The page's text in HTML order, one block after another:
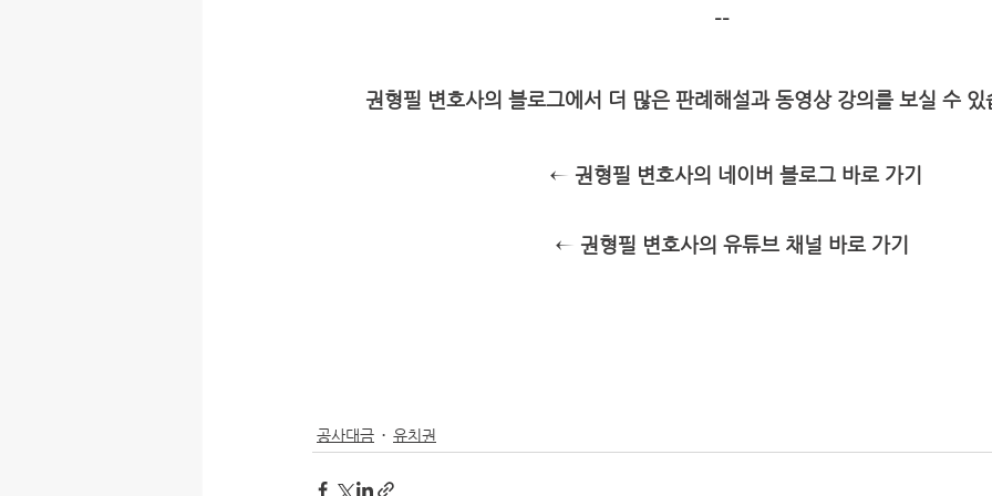
--
권형필 변호사의 블로그에서 더 많은 판례해설과 동영상 강의를 보실 수
← 권형필 변호사의 네이버 블로그 바로 가기
  ← 권형필 변호사의 유튜브 채널 바로 가기
공사대금 유치권